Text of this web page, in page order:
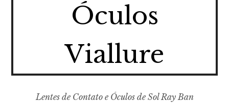
Óculos
Viallure
Lentes de Contato e Óculos de Sol Ray Ban